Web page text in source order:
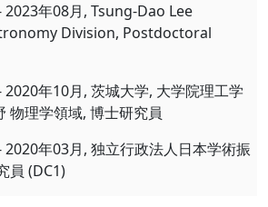
2023年08月, Tsung-Dao Lee
Division, Postdoctoral
年10月, 茨城大学, 大学院理工学
物理学領域, 博士研究員
2020年03月, 独立行政法人日本学術振
員 (DC1)